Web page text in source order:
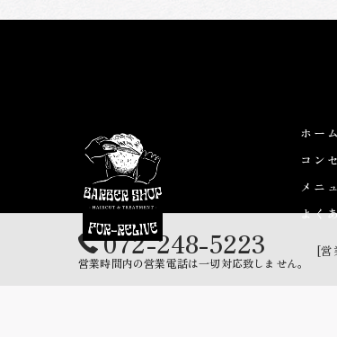
072-248-5223
営業時間内の営業電話は一切対応致しません。
[営
ホーム
コン
メニ
よく